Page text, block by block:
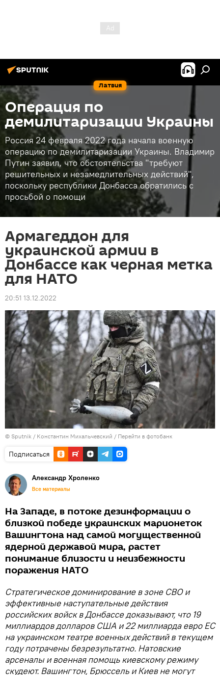
Латвия
Операция по
демилитаризации Украины
Россия 24 февраля 2022 года начала военную
операцию по демилитаризации Украины. Владимир
Путин заявил, что обстоятельства "требуют
решительных и незамедлительных действий",
поскольку республики Донбасса обратились с
просьбой о помощи
Армагеддон для
украинской армии в
Донбассе как черная метка
для НАТО
20:51 13.12.2022
© Sputnik / Константин Михальчевский / Перейти в фотобанк
Подписаться
Александр Хроленко
Все материалы
На Западе, в потоке дезинформации о
близкой победе украинских марионеток
Вашингтона над самой могущественной
ядерной державой мира, растет
понимание близости и неизбежности
поражения НАТО
Стратегическое доминирование в зоне СВО и
эффективные наступательные действия
российских войск в Донбассе доказывают, что 19
миллиардов долларов США и 22 миллиарда евро ЕС
на украинском театре военных действий в текущем
году потрачены безрезультатно. Натовские
арсеналы и военная помощь киевскому режиму
скудеют. Вашингтон, Брюссель и Киев не могут